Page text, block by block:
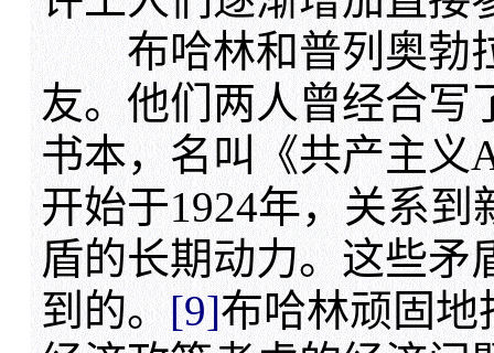
布哈林和普列奥勃
友。他们两人曾经合写
书本，名叫《共产主义
开始于1924年，关系
盾的长期动力。这些矛
到的。 [9]布哈林顽固地